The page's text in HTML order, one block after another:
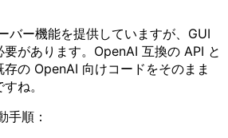
バー機能を提供していますが、GUI
があります。OpenAI 互換の API と
存の OpenAI 向けコードをそのまま
ね。
手順：